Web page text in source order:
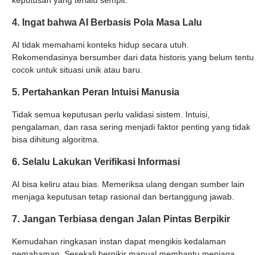
4. Ingat bahwa AI Berbasis Pola Masa Lalu
AI tidak memahami konteks hidup secara utuh.
Rekomendasinya bersumber dari data historis yang belum tentu
cocok untuk situasi unik atau baru.
5. Pertahankan Peran Intuisi Manusia
Tidak semua keputusan perlu validasi sistem. Intuisi,
pengalaman, dan rasa sering menjadi faktor penting yang tidak
bisa dihitung algoritma.
6. Selalu Lakukan Verifikasi Informasi
AI bisa keliru atau bias. Memeriksa ulang dengan sumber lain
menjaga keputusan tetap rasional dan bertanggung jawab.
7. Jangan Terbiasa dengan Jalan Pintas Berpikir
Kemudahan ringkasan instan dapat mengikis kedalaman